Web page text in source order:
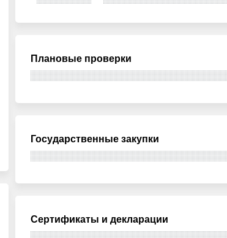
Плановые проверки
Государственные закупки
Сертификаты и декларации